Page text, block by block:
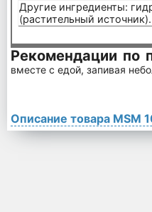
Другие ингредиенты:
(растительный источник).
Рекомендации по
вместе с едой, запивая
Описание товара MSM